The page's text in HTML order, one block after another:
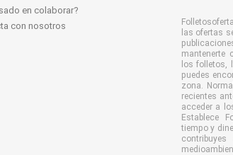
en colaborar?
con nosotros
las ofertas
mantenerte
los folletos,
puedes
zona.
recientes
acceder a
Establece
tiempo y